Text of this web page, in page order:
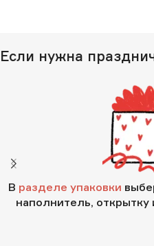
Если нужна
В разделе упаковки
наполнитель,